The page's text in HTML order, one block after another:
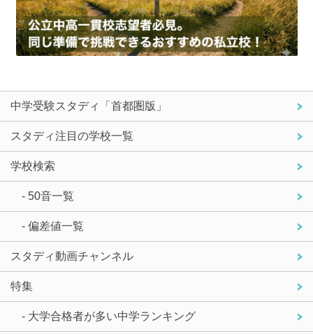
中学受験スタディ「首都圏版」
スタディ注目の学校一覧
学校検索
- 50音一覧
- 偏差値一覧
スタディ動画チャンネル
特集
- 大学合格者が多い中学ランキング